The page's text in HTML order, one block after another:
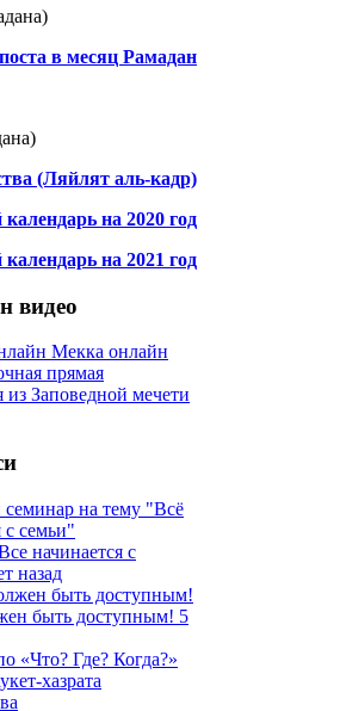
в месяц Рамадан
(Ляйлят аль-кадр)
на 2020 год
на 2021 год
видео
Мекка онлайн
прямая
из Заповедной мечети
начинается с
назад
быть доступным! 5